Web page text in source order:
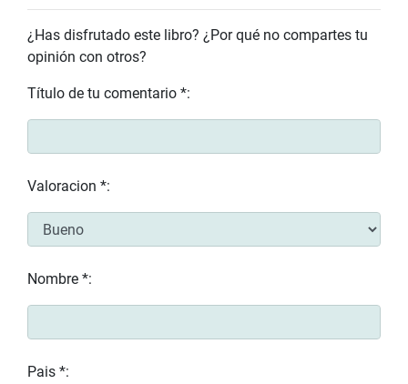
¿Has disfrutado este libro? ¿Por qué no compartes tu
opinión con otros?
Título de tu comentario *:
Valoracion *:
Nombre *:
Pais *: